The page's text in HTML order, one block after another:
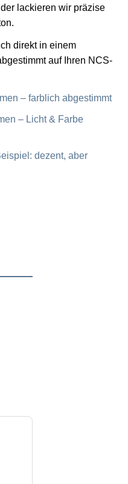
lackieren wir präzise
direkt in einem
auf Ihren NCS-
– farblich abgestimmt
– Licht & Farbe
dezent, aber